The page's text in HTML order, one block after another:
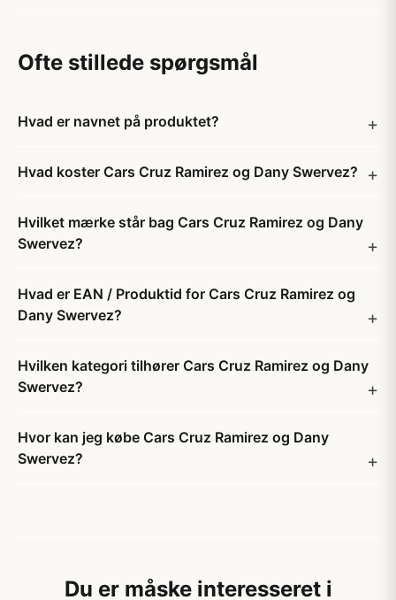
Ofte stillede spørgsmål
Hvad er navnet på produktet?
Hvad koster Cars Cruz Ramirez og Dany Swervez?
Hvilket mærke står bag Cars Cruz Ramirez og Dany
Swervez?
Hvad er EAN / Produktid for Cars Cruz Ramirez og
Dany Swervez?
Hvilken kategori tilhører Cars Cruz Ramirez og Dany
Swervez?
Hvor kan jeg købe Cars Cruz Ramirez og Dany
Swervez?
Du er måske interesseret i